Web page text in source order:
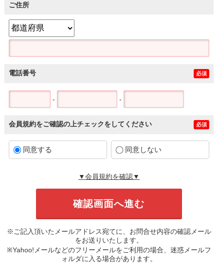
ご住所
電話番号 必須
- -
会員規約をご確認の上チェックをしてください 必須
同意する 同意しない
▼会員規約を確認▼
※ご記入頂いたメールアドレス宛てに、お問合せ内容の確認メール
をお送りいたします。
※Yahoo!メールなどのフリーメールをご利用の場合、迷惑メールフ
ォルダに入る場合があります。